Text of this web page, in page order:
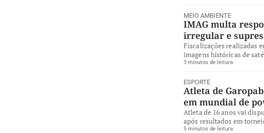
MEIO AMBIENTE
IMAG multa
irregular e
Fiscalizações realizadas
imagens históricas de
3 minutos de leitura
ESPORTE
Atleta de
em mundial de
Atleta de 16 anos vai
após resultados em
5 minutos de leitura